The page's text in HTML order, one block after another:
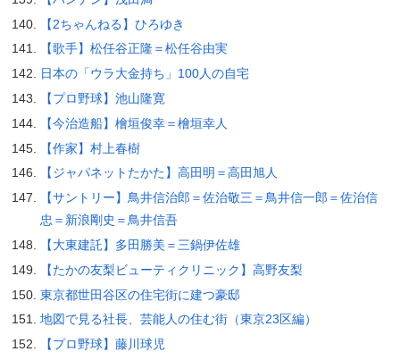
【2ちゃんねる】ひろゆき
【歌手】松任谷正隆＝松任谷由実
日本の「ウラ大金持ち」100人の自宅
【プロ野球】池山隆寛
【今治造船】檜垣俊幸＝檜垣幸人
【作家】村上春樹
【ジャパネットたかた】高田明＝高田旭人
【サントリー】鳥井信治郎＝佐治敬三＝鳥井信一郎＝佐治信
忠＝新浪剛史＝鳥井信吾
【大東建託】多田勝美＝三鍋伊佐雄
【たかの友梨ビューティクリニック】高野友梨
東京都世田谷区の住宅街に建つ豪邸
地図で見る社長、芸能人の住む街（東京23区編）
【プロ野球】藤川球児